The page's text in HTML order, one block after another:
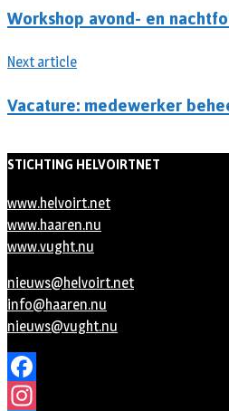
Workshop avond- en
Next article
Vacature: medewerker
STICHTING HELVOIRTNET
www.helvoirt.net
www.haaren.nu
www.vught.nu
nieuws@helvoirt.net
info@haaren.nu
nieuws@vught.nu
Facebook